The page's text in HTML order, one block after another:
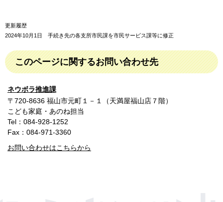
更新履歴
2024年10月1日 手続き先の各支所市民課を市民サービス課等に修正
このページに関するお問い合わせ先
ネウボラ推進課
〒720-8636 福山市元町１－１（天満屋福山店７階）
こども家庭・あのね担当
Tel：084-928-1252
Fax：084-971-3360
お問い合わせはこちらから